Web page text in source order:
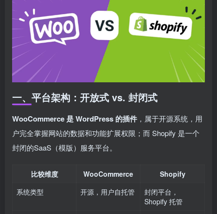
一、平台架构：开放式 vs. 封闭式
WooCommerce 是 WordPress 的插件 ，属于开源系统，用
户完全掌握网站的数据和功能扩展权限；而 Shopify 是一个
封闭的SaaS（模版）服务平台。
比较维度 WooCommerce
Shopify
系统类型
开源，用户自托管
封闭平台，
Shopify 托管